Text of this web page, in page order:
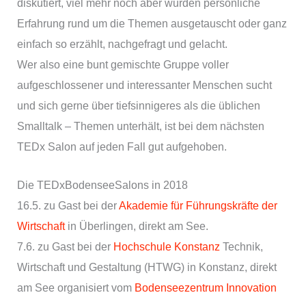
diskutiert, viel mehr noch aber wurden persönliche
Erfahrung rund um die Themen ausgetauscht oder ganz
einfach so erzählt, nachgefragt und gelacht.
Wer also eine bunt gemischte Gruppe voller
aufgeschlossener und interessanter Menschen sucht
und sich gerne über tiefsinnigeres als die üblichen
Smalltalk – Themen unterhält, ist bei dem nächsten
TEDx Salon auf jeden Fall gut aufgehoben.
Die TEDxBodenseeSalons in 2018
16.5. zu Gast bei derAkademie für Führungskräfte der
Wirtschaftin Überlingen, direkt am See.
7.6. zu Gast bei der Hochschule Konstanz Technik,
Wirtschaft und Gestaltung (HTWG) in Konstanz, direkt
am See organisiert vom Bodenseezentrum Innovation